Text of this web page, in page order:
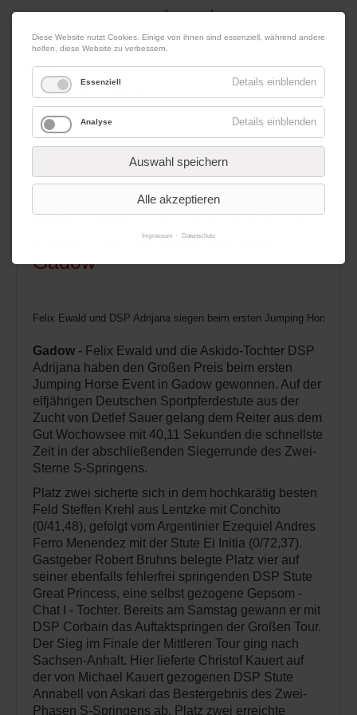
07. August 2026 Impressum|Kontakt|Datenschutz
Werbung
Menü
von Redaktion
Felix Ewald und DSP Adrijana
siegen bei Turnierpremiere in
Gadow
Felix Ewald und DSP Adrijana siegen beim ersten Jumping Horse
Gadow - Felix Ewald und die Askido-Tochter DSP
Adrijana haben den Großen Preis beim ersten
Jumping Horse Event in Gadow gewonnen. Auf der
elfjährigen Deutschen Sportpferdestute aus der
Zucht von Detlef Sauer gelang dem Reiter aus dem
Gut Wochowsee mit 40,11 Sekunden die schnellste
Zeit in der abschließenden Siegerrunde des Zwei-
Sterne S-Springens.
Platz zwei sicherte sich in dem hochkarätig besten
Feld Steffen Krehl aus Lentzke mit Conchito
(0/41,48), gefolgt vom Argentinier Ezequiel Andres
Ferro Menendez mit der Stute Ei Initia (0/72,37).
Gastgeber Robert Bruhns belegte Platz vier auf
seiner ebenfalls fehlerfrei springenden DSP Stute
Great Princess, eine selbst gezogene Gepsom -
Chat I - Tochter. Bereits am Samstag gewann er mit
DSP Corbain das Auftaktspringen der Großen Tour.
Der Sieg im Finale der Mittleren Tour ging nach
Sachsen-Anhalt. Hier lieferte Christof Kauert auf
der von Michael Kauert gezogenen DSP Stute
Annabell von Askari das Bestergebnis des Zwei-
Phasen S-Springens ab. Platz zwei erreichte
Diese Website nutzt Cookies. Einige von ihnen sind essenziell, während andere
helfen, diese Website zu verbessern.
Essenziell Details einblenden
Analyse Details einblenden
Auswahl speichern
Alle akzeptieren
Impressum Datenschutz